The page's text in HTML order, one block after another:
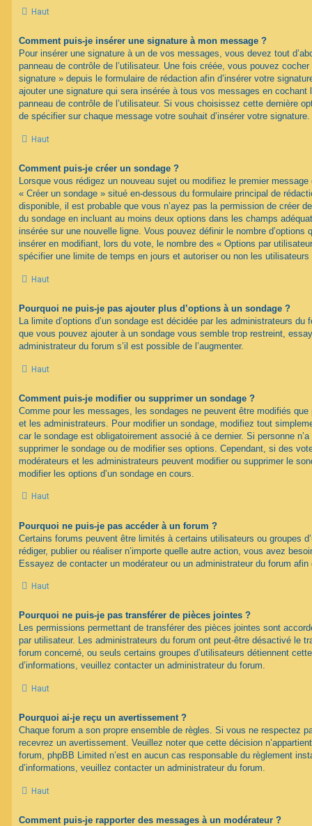
Haut
Comment puis-je insérer une signature à mon message ?
Pour insérer une signature à un de vos messages, vous devez tout
panneau de contrôle de l’utilisateur. Une fois créée, vous pouvez
signature » depuis le formulaire de rédaction afin d’insérer votre
ajouter une signature qui sera insérée à tous vos messages en cochant
panneau de contrôle de l’utilisateur. Si vous choisissez cette dernière
de spécifier sur chaque message votre souhait d’insérer votre signature.
Haut
Comment puis-je créer un sondage ?
Lorsque vous rédigez un nouveau sujet ou modifiez le premier message
« Créer un sondage » situé en-dessous du formulaire principal de
disponible, il est probable que vous n’ayez pas la permission de créer
du sondage en incluant au moins deux options dans les champs
insérée sur une nouvelle ligne. Vous pouvez définir le nombre d’options
insérer en modifiant, lors du vote, le nombre des « Options par
spécifier une limite de temps en jours et autoriser ou non les
Haut
Pourquoi ne puis-je pas ajouter plus d’options à un sondage ?
La limite d’options d’un sondage est décidée par les administrateurs du
que vous pouvez ajouter à un sondage vous semble trop restreint,
administrateur du forum s’il est possible de l’augmenter.
Haut
Comment puis-je modifier ou supprimer un sondage ?
Comme pour les messages, les sondages ne peuvent être modifiés que
et les administrateurs. Pour modifier un sondage, modifiez tout
car le sondage est obligatoirement associé à ce dernier. Si personne
supprimer le sondage ou de modifier ses options. Cependant, si des
modérateurs et les administrateurs peuvent modifier ou supprimer le
modifier les options d’un sondage en cours.
Haut
Pourquoi ne puis-je pas accéder à un forum ?
Certains forums peuvent être limités à certains utilisateurs ou groupes
rédiger, publier ou réaliser n’importe quelle autre action, vous avez
Essayez de contacter un modérateur ou un administrateur du forum
Haut
Pourquoi ne puis-je pas transférer de pièces jointes ?
Les permissions permettant de transférer des pièces jointes sont
par utilisateur. Les administrateurs du forum ont peut-être désactivé le
forum concerné, ou seuls certains groupes d’utilisateurs détiennent
d’informations, veuillez contacter un administrateur du forum.
Haut
Pourquoi ai-je reçu un avertissement ?
Chaque forum a son propre ensemble de règles. Si vous ne respectez
recevrez un avertissement. Veuillez noter que cette décision
forum, phpBB Limited n’est en aucun cas responsable du règlement
d’informations, veuillez contacter un administrateur du forum.
Haut
Comment puis-je rapporter des messages à un modérateur ?